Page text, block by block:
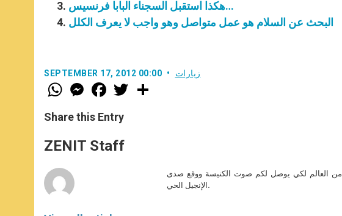
هكذا استقبل السجناء البابا فرنسيس…
البحث عن السلام هو عمل متواصل وهو واجب لا يعرف الكلل
SEPTEMBER 17, 2012 00:00 زيارات
W
h
t
s
p
p
M
e
s
e
g
e
F
a
e
b
o
k
w
Share this Entry
ZENIT Staff
من العالم لكي يوصل لكم صوت الكنيسة ووقع صدى
الإنجيل الحي.